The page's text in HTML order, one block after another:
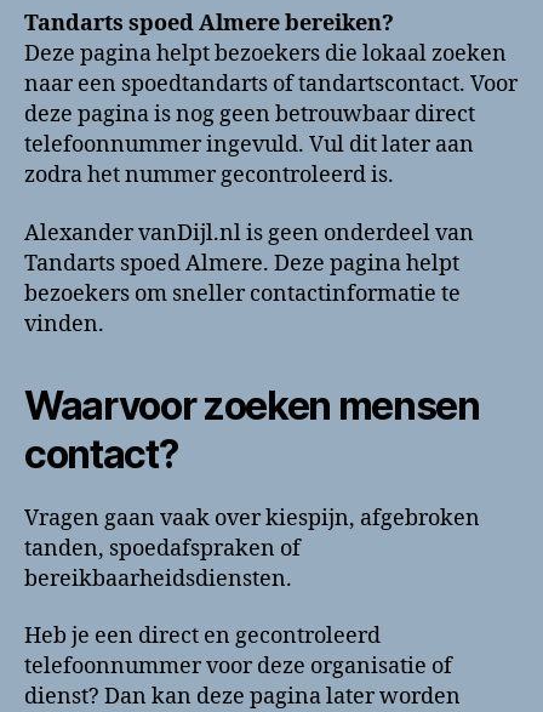
Almere
bellen?
Telefoonnummer
en
contactinformatie
Tandarts spoed Almere bereiken?
Deze pagina helpt bezoekers die lokaal zoeken
naar een spoedtandarts of tandartscontact. Voor
deze pagina is nog geen betrouwbaar direct
telefoonnummer ingevuld. Vul dit later aan
zodra het nummer gecontroleerd is.
Alexander vanDijl.nl is geen onderdeel van
Tandarts spoed Almere. Deze pagina helpt
bezoekers om sneller contactinformatie te
vinden.
Waarvoor zoeken mensen
contact?
Vragen gaan vaak over kiespijn, afgebroken
tanden, spoedafspraken of
bereikbaarheidsdiensten.
Heb je een direct en gecontroleerd
telefoonnummer voor deze organisatie of
dienst? Dan kan deze pagina later worden